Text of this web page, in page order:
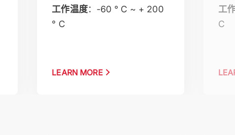
工作温度：-60 ° C ~ + 200
° C
LEARN MORE
工
C